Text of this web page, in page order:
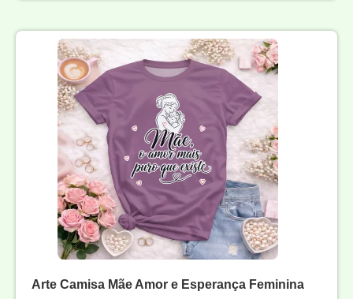
Arte Camisa Mãe Amor e Esperança Feminina